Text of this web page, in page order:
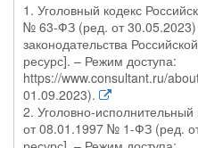
1. Уголовный кодекс
№ 63-ФЗ (ред. от
законодательства
ресурс]. – Режим доступа:
https://www.consultant.ru/
01.09.2023).
2. Уголовно-
от 08.01.1997 № 1-ФЗ (ред.